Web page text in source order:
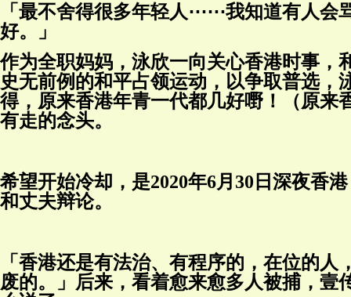
「最不舍得很多年轻人⋯⋯我知道有人
好。」
作为全职妈妈，泳欣一向关心香港时事，
史无前例的和平占领运动，以争取普选
得，原来香港年青一代都几好嘢！（原来
有走的念头。
希望开始冷却，是2020年6月30日深夜香
和丈夫辩论。
「香港还是有法治、有程序的，在位的
废的。」后来，看着愈来愈多人被捕，